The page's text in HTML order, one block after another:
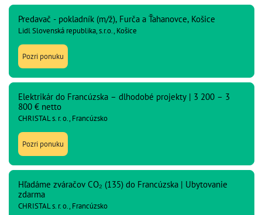
Predavač - pokladník (m/ž), Furča a Ťahanovce, Košice
Lidl Slovenská republika, s.r.o., Košice
Pozri ponuku
Elektrikár do Francúzska – dlhodobé projekty | 3 200 – 3
800 € netto
CHRISTAL s. r. o., Francúzsko
Pozri ponuku
Hľadáme zváračov CO₂ (135) do Francúzska | Ubytovanie
zdarma
CHRISTAL s. r. o., Francúzsko